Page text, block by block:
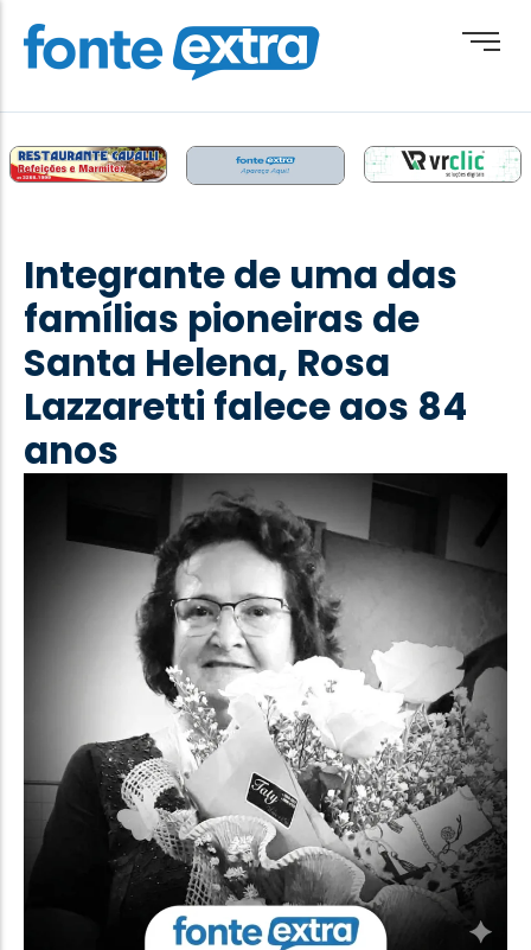
Destaque
Esporte
Geral
Obituário
Paraguai
Política
Santa Helena e Região
Saúde e Bem-Estar
Integrante de uma das
famílias pioneiras de
Santa Helena, Rosa
Lazzaretti falece aos 84
anos